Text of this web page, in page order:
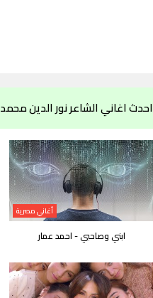
احدث اغاني الشاعر نور الدين محمد
أغاني مصرية
ابني وصاحبي - احمد عمار